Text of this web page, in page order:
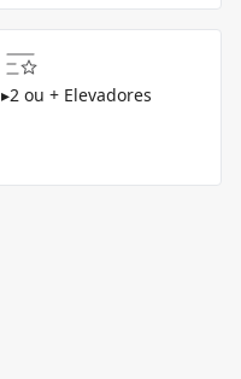
▸2 ou + Elevadores